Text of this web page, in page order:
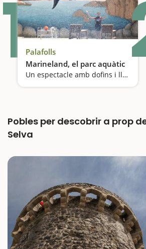
1 Palafolls
Marineland, el parc aquàtic
Un espectacle amb dofins i lleons marins
Pobles per descobrir a prop
Selva